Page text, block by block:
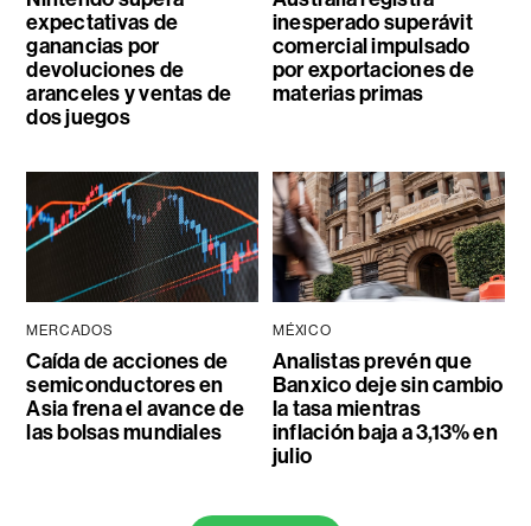
expectativas de
ganancias por
devoluciones de
aranceles y ventas de
dos juegos
inesperado superávit
comercial impulsado
por exportaciones de
materias primas
MERCADOS
Caída de acciones de
semiconductores en
Asia frena el avance de
las bolsas mundiales
MÉXICO
Analistas prevén que
Banxico deje sin cambio
la tasa mientras
inflación baja a 3,13% en
julio